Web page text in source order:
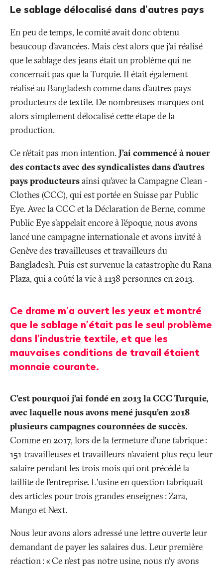
Le sablage délocalisé dans d’autres pays
En peu de temps, le comité avait donc obtenu
beaucoup d’avancées. Mais c’est alors que j’ai réalisé
que le sablage des jeans était un problème qui ne
concernait pas que la Turquie. Il était également
réalisé au Bangladesh comme dans d’autres pays
producteurs de textile. De nombreuses marques ont
alors simplement délocalisé cette étape de la
production.
Ce n’était pas mon intention.J’ai commencé à nouer
des contacts avec des syndicalistes dans d’autres
pays producteursainsi qu’avec la Campagne Clean ­
Clothes (CCC), qui est portée en Suisse par Public
Eye. Avec la CCC et la Déclaration de Berne, comme
Public Eye s’appelait encore à l’époque, nous avons
lancé une campagne internationale et avons invité à
Genève des travailleuses et travailleurs du
Bangladesh. Puis est survenue la catastrophe du Rana
Plaza, qui a coûté la vie à 1138 personnes en 2013.
Ce drame m’a ouvert les yeux et montré
que le sablage n’était pas le seul problème
dans l’industrie textile, et que les
mauvaises conditions de travail étaient
monnaie courante.
C’est pourquoi j’ai fondé en 2013 la CCC Turquie,
avec laquelle nous avons mené jusqu’en 2018
plusieurs campagnes couronnées de succès.
Comme en 2017, lors de la fermeture d’une fabrique:
151 travailleuses et travailleurs n’avaient plus reçu leur
salaire pendant les trois mois qui ont précédé la
faillite de l’entreprise. L’usine en question fabriquait
des articles pour trois grandes enseignes : Zara,
Mango et Next.
Nous leur avons alors adressé une lettre ouverte leur
demandant de payer les salaires dus. Leur première
réaction: «Ce n’est pas notre usine, nous n’y avons